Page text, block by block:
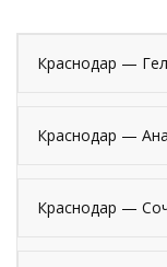
Краснодар —
Краснодар —
Краснодар —